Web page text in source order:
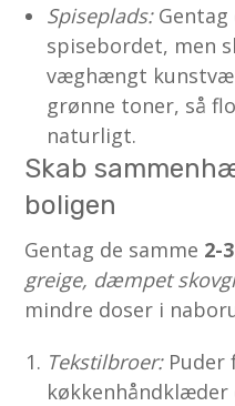
Spiseplads:
spisebordet, men
væghængt
grønne toner, så
naturligt.
Skab
boligen
Gentag de samme 2-
greige, dæmpet
mindre doser i
Tekstilbroer:Puder